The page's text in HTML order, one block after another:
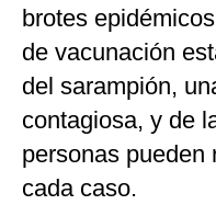
brotes
de vacunación
del sarampión,
contagiosa, y de
personas pueden
cada caso.